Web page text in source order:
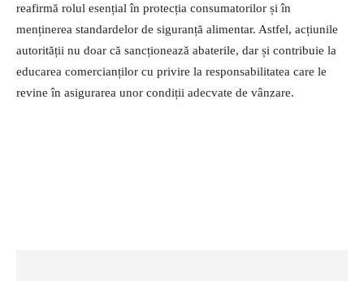
reafirmă rolul esențial în protecția consumatorilor și în
menținerea standardelor de siguranță alimentar. Astfel, acțiunile
autorității nu doar că sancționează abaterile, dar și contribuie la
educarea comercianților cu privire la responsabilitatea care le
revine în asigurarea unor condiții adecvate de vânzare.